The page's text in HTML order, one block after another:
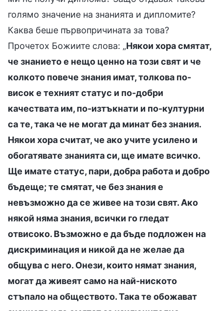
голямо значение на знанията и дипломите?
Каква беше първопричината за това?
Прочетох Божиите слова: „Някои хора смятат,
че знанието е нещо ценно на този свят и че
колкото повече знания имат, толкова по-
висок е техният статус и по-добри
качествата им, по-изтъкнати и по-културни
са те, така че не могат да минат без знания.
Някои хора считат, че ако учите усилено и
обогатявате знанията си, ще имате всичко.
Ще имате статус, пари, добра работа и добро
бъдеще; те смятат, че без знания е
невъзможно да се живее на този свят. Ако
някой няма знания, всички го гледат
отвисоко. Възможно е да бъде подложен на
дискриминация и никой да не желае да
общува с него. Онези, които нямат знания,
могат да живеят само на най-ниското
стъпало на обществото. Така те обожават